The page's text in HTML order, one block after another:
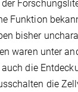
Funktion
bisher
waren unter
die
die